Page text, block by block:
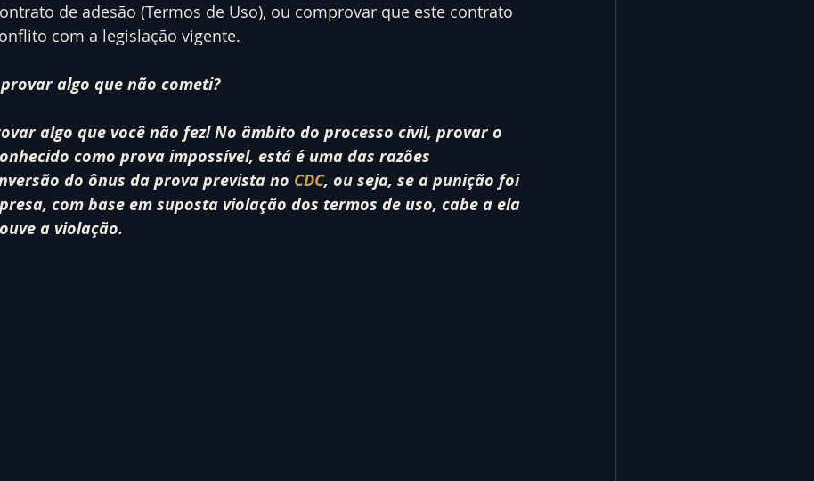
de adesão (Termos de Uso), ou comprovar que este contrato
com a legislação vigente.
algo que não cometi?
algo que você não fez! No âmbito do processo civil, provar o
como prova impossível, está é uma das razões
do ônus da prova prevista no CDC, ou seja, se a punição foi
com base em suposta violação dos termos de uso, cabe a ela
a violação.